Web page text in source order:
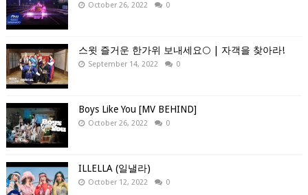
October 26, 2022 0
스윗 즐거운 한가위 보내세요🌕 | 자객을 찾아라!
September 14, 2022 0
Boys Like You [MV BEHIND]
October 26, 2022 0
ILLELLA (일낼라)
October 12, 2022 0